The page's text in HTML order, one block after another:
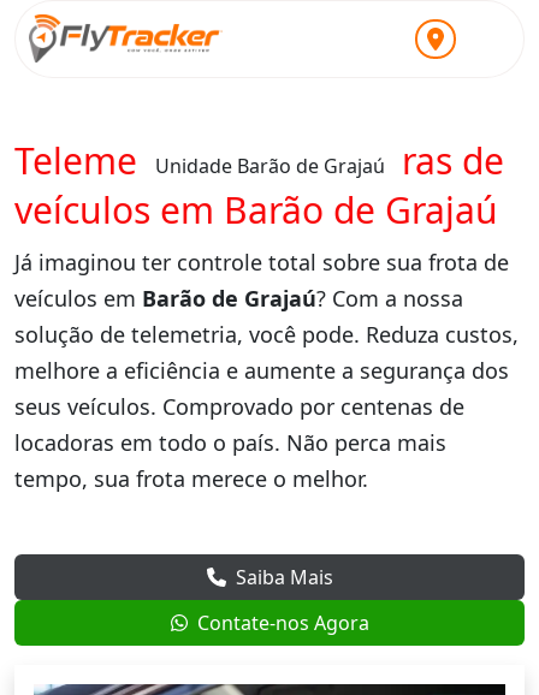
Unidade Barão de Grajaú
Telemetria para locadoras de
veículos em Barão de Grajaú
Já imaginou ter controle total sobre sua frota de
veículos em Barão de Grajaú? Com a nossa
solução de telemetria, você pode. Reduza custos,
melhore a eficiência e aumente a segurança dos
seus veículos. Comprovado por centenas de
locadoras em todo o país. Não perca mais
tempo, sua frota merece o melhor.
Saiba Mais
Contate-nos Agora